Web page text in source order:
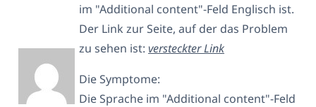
im "Additional content"-Feld Englisch ist.
Der Link zur Seite, auf der das Problem
zu sehen ist: versteckter Link
Die Symptome:
Die Sprache im "Additional content"-Feld